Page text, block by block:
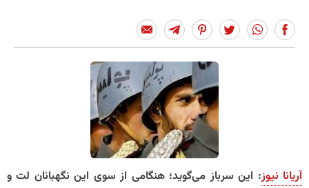
آریانا نیوز: این سرباز می‌گوید؛ هنگامی از سوی این نگهبانان لت و